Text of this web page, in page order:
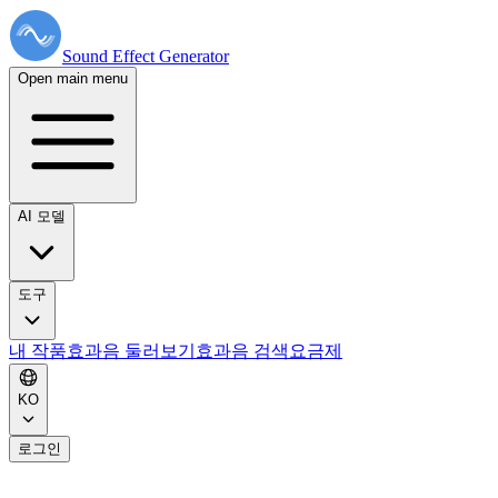
Sound Effect Generator
Open main menu
AI 모델
도구
내 작품효과음 둘러보기 효과음 검색 요금제
KO
로그인